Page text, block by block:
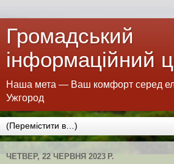
Громадський
інформаційний
Наша мета — Ваш комфорт серед
Ужгород
ЧЕТВЕР, 22 ЧЕРВНЯ 2023 Р.